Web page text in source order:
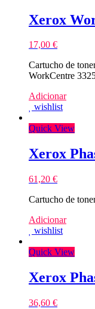
Xerox
17,00 €
Cartucho de
WorkCentre
Adicionar
wishlist
Quick View
Xerox
61,20 €
Cartucho de
Adicionar
wishlist
Quick View
Xerox
36,60 €